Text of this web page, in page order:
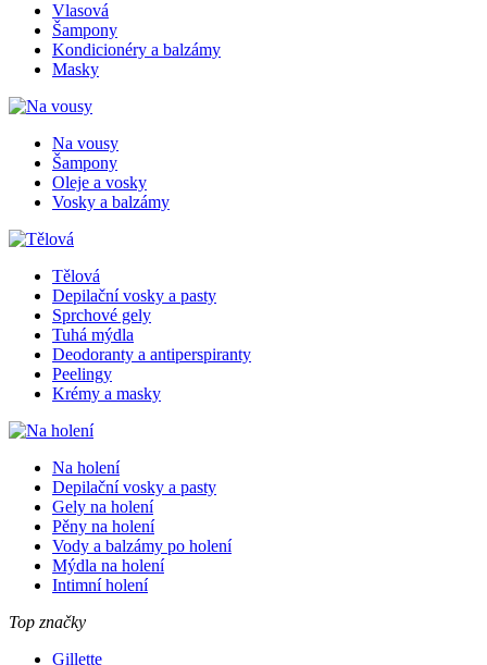
Vlasová
Šampony
Kondicionéry a balzámy
Masky
Na vousy
Šampony
Oleje a vosky
Vosky a balzámy
Tělová
Depilační vosky a pasty
Sprchové gely
Tuhá mýdla
Deodoranty a antiperspiranty
Peelingy
Krémy a masky
Na holení
Depilační vosky a pasty
Gely na holení
Pěny na holení
Vody a balzámy po holení
Mýdla na holení
Intimní holení
Top značky
Gillette